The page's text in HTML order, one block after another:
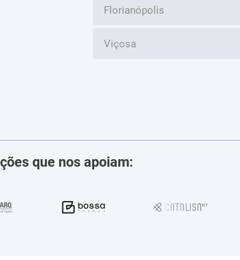
Florianópolis
Viçosa
que nos apoiam: